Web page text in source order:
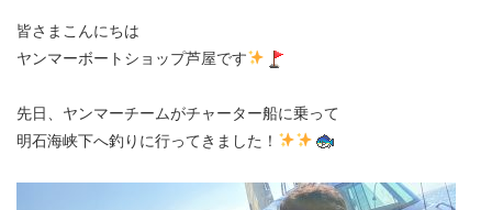
皆さまこんにちは
ヤンマーボートショップ芦屋です
先日、ヤンマーチームがチャーター船に乗って
明石海峡下へ釣りに行ってきました！